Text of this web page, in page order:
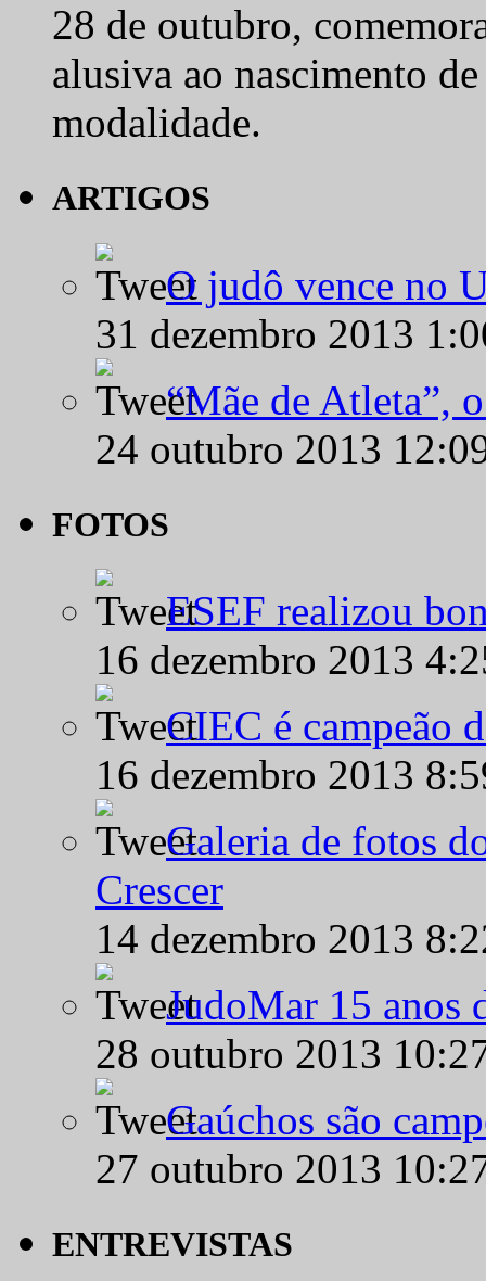
28 de outubro,
alusiva ao nascimento
modalidade.
ARTIGOS
O judô vence no
31 dezembro 2013
“Mãe de Atleta”,
24 outubro 2013
FOTOS
ESEF realizou
16 dezembro 2013
CIEC é campeão
16 dezembro 2013
Galeria de fotos
Crescer
14 dezembro 2013
JudoMar 15 anos
28 outubro 2013
Gaúchos são
27 outubro 2013
ENTREVISTAS